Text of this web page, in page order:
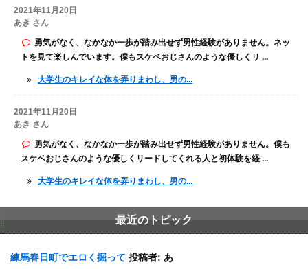
2021年11月20日
あき さん
勇気がなく、なかなか一歩が踏み出せず男性経験がありません。ネッ
トを見て楽しんでいます。僕もスケベおじさんのような優しくリ ...
大学生のキレイな体を弄りまわし、男の...
2021年11月20日
あき さん
勇気がなく、なかなか一歩が踏み出せず男性経験がありません。僕も
スケベおじさんのような優しくリードしてくれる人と初体験を経 ...
大学生のキレイな体を弄りまわし、男の...
最近のトピック
練馬春日町でエロく掘って 投稿者: あ